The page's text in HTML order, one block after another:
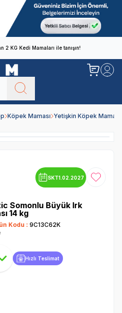
2 KG Kedi Mamaları ile tanışın!
Köpek Maması Yetişkin Köpek Maması
SKT1.02.2027 Favoriye
Somonlu Büyük Irk
14 kg
Kodu : 9C13C62K
Hızlı Teslimat